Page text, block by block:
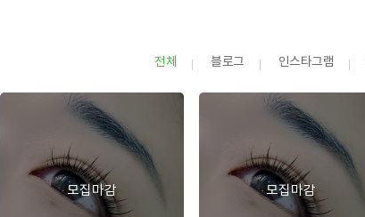
전체 블로그 인스타그램
모집마감 모집마감